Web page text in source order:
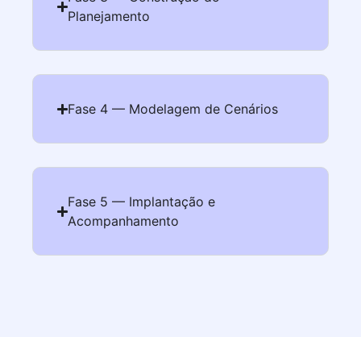
Planejamento
Fase 4 — Modelagem de Cenários
Fase 5 — Implantação e
Acompanhamento